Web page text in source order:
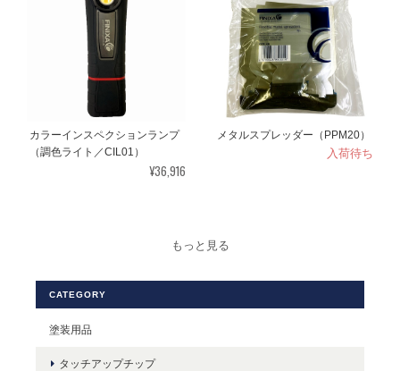
カラーインスペクションランプ
（調色ライト／CIL01）
¥36,916
メタルスプレッダー（PPM20）
入荷待ち
もっと見る
CATEGORY
塗装用品
タッチアップチップ